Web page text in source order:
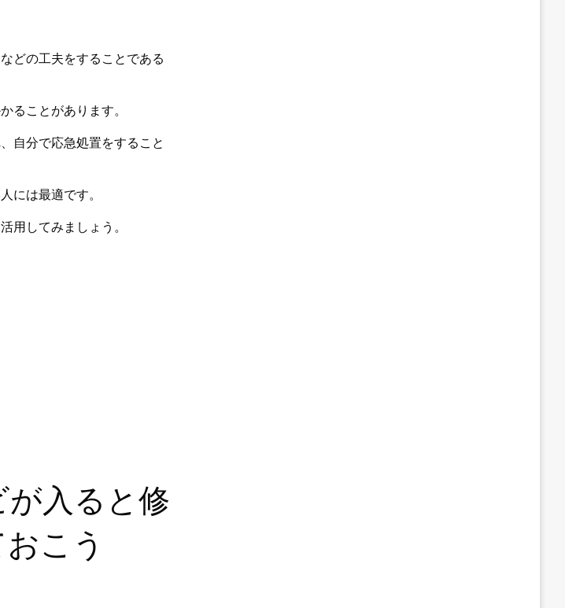
どの工夫をすることである
ることがあります。
自分で応急処置をすること
には最適です。
用してみましょう。
入ると修
こう